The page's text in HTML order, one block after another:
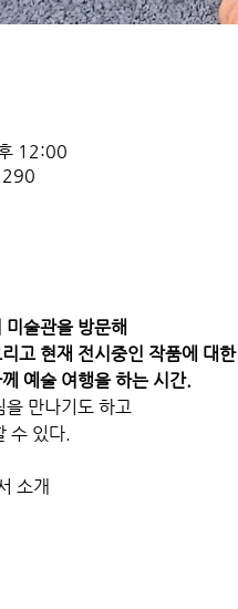
12:00
술관을 방문해
고 현재 전시중인 작품에 대한
예술 여행을 하는 시간.
을 만나기도 하고
수 있다.
소개